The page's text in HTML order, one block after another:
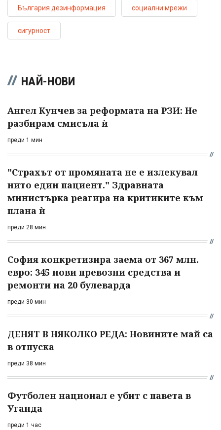
България дезинформация социални мрежи
сигурност
НАЙ-НОВИ
Ангел Кунчев за реформата на РЗИ: Не
разбирам смисъла ѝ
преди 1 мин
"Страхът от промяната не е излекувал
нито един пациент." Здравната
министърка реагира на критиките към
плана ѝ
преди 28 мин
София конкретизира заема от 367 млн.
евро: 345 нови превозни средства и
ремонти на 20 булеварда
преди 30 мин
ДЕНЯТ В НЯКОЛКО РЕДА: Новините май са
в отпуска
преди 38 мин
Футболен национал е убит с павета в
Уганда
преди 1 час